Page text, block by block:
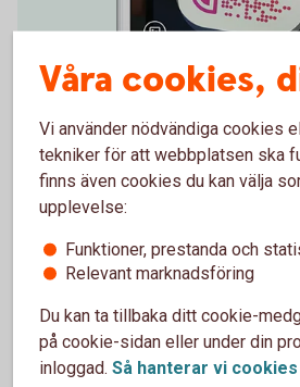
Enklare betalningar
QR-koder används även för
betalningarna enklare och du kan
Du kan skanna andras QR-koder,
skapa en egen.
Swish med QR-kod och
(swish.nu)
Våra cookies,
Vi använder nödvändiga cookies
tekniker för att webbplatsen ska
finns även cookies du kan välja
upplevelse:
Funktioner, prestanda och
Relevant marknadsföring
Du kan ta tillbaka ditt cookie-
på cookie-sidan eller under din
inloggad. Så hanterar vi cookies